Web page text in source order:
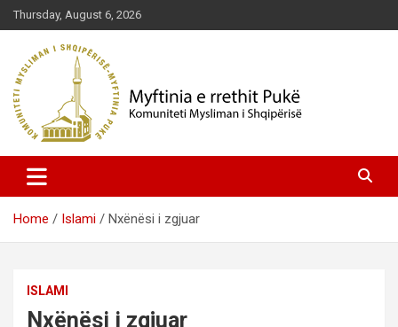
Skip
to
content
Thursday, August 6, 2026
Myftinia Pukë | Faqja Zyrtare
Home Islami Nxënësi i zgjuar
ISLAMI
Nxënësi i zgjuar